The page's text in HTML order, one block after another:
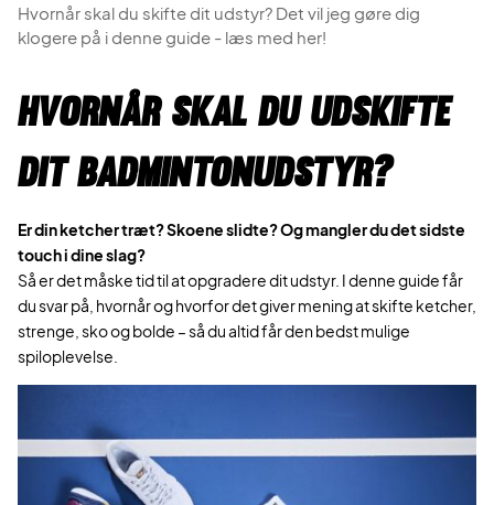
Hvornår skal du skifte dit udstyr? Det vil jeg gøre dig
klogere på i denne guide - læs med her!
HVORNÅR SKAL DU UDSKIFTE
DIT BADMINTONUDSTYR?
Er din ketcher træt? Skoene slidte? Og mangler du det sidste
touch i dine slag?
Så er det måske tid til at opgradere dit udstyr. I denne guide får
du svar på, hvornår og hvorfor det giver mening at skifte ketcher,
strenge, sko og bolde – så du altid får den bedst mulige
spiloplevelse.